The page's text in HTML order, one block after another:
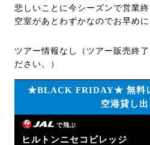
悲しいことに今シーズンで営業
空室があとわずかなのでお早めに
ツアー情報なし（ツアー販売終
ださい。）
★BLACK FRIDAY★ 無料
空港貸し出
で飛ぶ
ヒルトンニセコビレッジ